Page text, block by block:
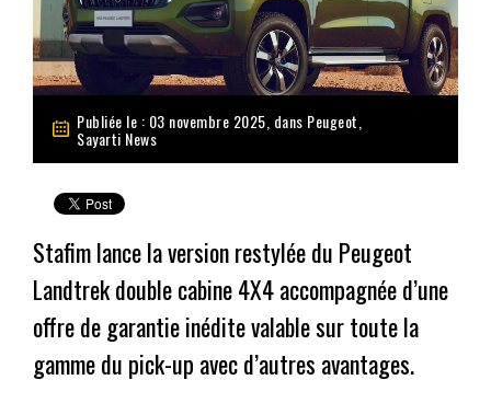
Publiée le : 03 novembre 2025, dans Peugeot
Sayarti News
Stafim lance la version restylée du Peugeot
Landtrek double cabine 4X4 accompagnée d’une
offre de garantie inédite valable sur toute la
gamme du pick-up avec d’autres avantages.